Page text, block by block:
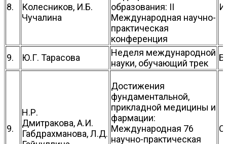
8.
Колесников, И.Б.
Чучалина
образования: II
Международная научно-
практическая
конференция
9. Ю.Г. Тарасова
Неделя международной
науки, обучающий трек
9.
Н.Р.
Дмитракова, А.И.
Габдрахманова, Л.Д.
Достижения
фундаментальной,
прикладной медицины и
фармации:
Международная 76
научно-практическая